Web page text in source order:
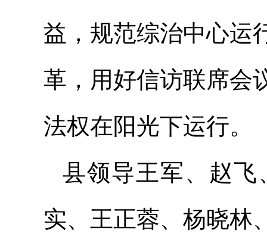
益，规范综治中心运
革，用好信访联席会
法权在阳光下运行。
县领导王军、赵飞
实、王正蓉、杨晓林